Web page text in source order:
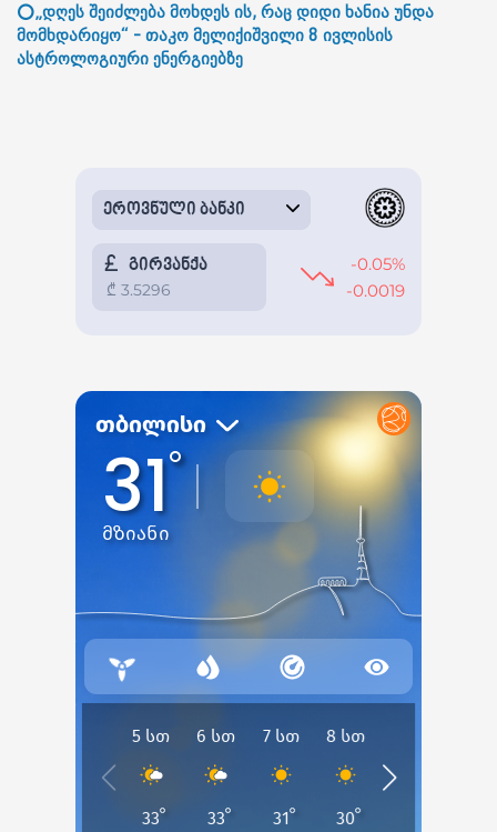
⭕„დღეს შეიძლება მოხდეს ის, რაც დიდი ხანია უნდა
მომხდარიყო“ - თაკო მელიქიშვილი 8 ივლისის
ასტროლოგიური ენერგიებზე